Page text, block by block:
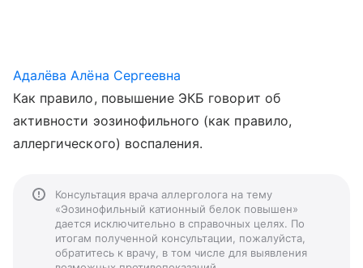
Адалёва Алёна Сергеевна
Как правило, повышение ЭКБ говорит об
активности эозинофильного (как правило,
аллергического) воспаления.
Консультация врача аллерголога на тему
«Эозинофильный катионный белок повышен»
дается исключительно в справочных целях. По
итогам полученной консультации, пожалуйста,
обратитесь к врачу, в том числе для выявления